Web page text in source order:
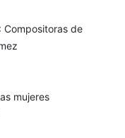
Compositoras de
mujeres